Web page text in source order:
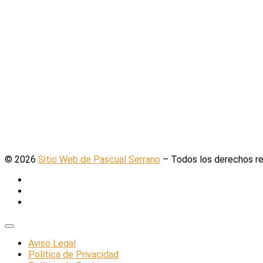
© 2026 Sitio Web de Pascual Serrano – Todos los derechos
Aviso Legal
Política de Privacidad